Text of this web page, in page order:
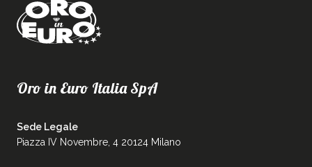
Oro in Euro Italia SpA
Sede Legale
Piazza IV Novembre, 4 20124 Milano